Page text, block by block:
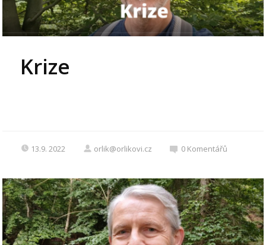
Krize
13.9. 2022 orlik@orlikovi.cz 0 Komentářů